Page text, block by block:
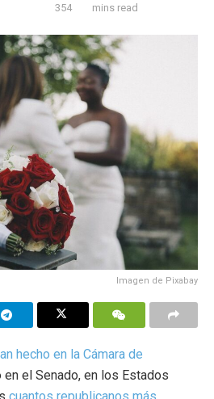
354
mins read
Imagen de Pixabay
hecho en la Cámara de
en el Senado, en los Estados